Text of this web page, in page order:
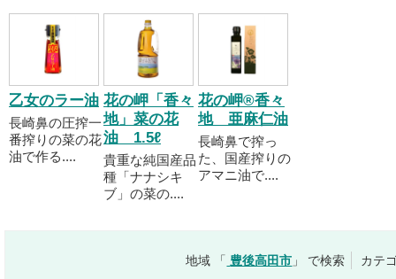
乙女のラー油
長崎鼻の圧搾一
番搾りの菜の花
油で作る....
花の岬「香々
地」菜の花
油 1.5ℓ
貴重な純国産品
種「ナナシキ
ブ」の菜の....
花の岬®香々
地 亜麻仁油
長崎鼻で搾っ
た、国産搾りの
アマニ油で....
地域 「 豊後高田市 」 で検索 カテ